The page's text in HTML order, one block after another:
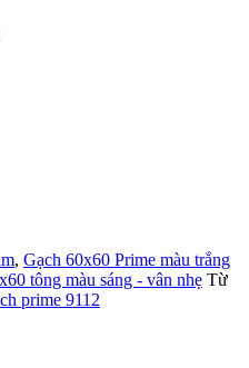
, Gạch 60x60 Prime màu trắng
tông màu sáng - vân nhẹ Từ
prime 9112